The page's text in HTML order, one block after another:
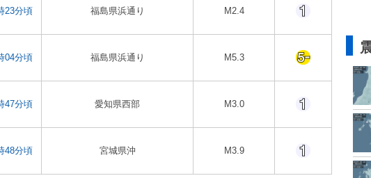
23分頃 福島県浜通り M2.4
04分頃 福島県浜通り M5.3
47分頃 愛知県西部 M3.0
48分頃 宮城県沖 M3.9